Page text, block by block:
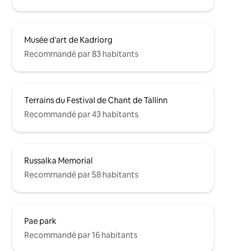
Musée d'art de Kadriorg
Recommandé par 83 habitants
Terrains du Festival de Chant de Tallinn
Recommandé par 43 habitants
Russalka Memorial
Recommandé par 58 habitants
Pae park
Recommandé par 16 habitants